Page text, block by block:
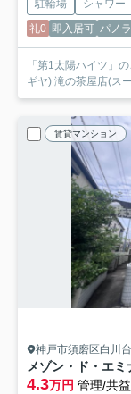
駐輪場
シャワー
礼0 即入居可 パノ
「第1太陽ハイツ」
ギヤ) 滝の茶屋店(ス
賃貸マンション
神戸市須磨区白川台
メゾン・ド・エミ
4.3万円 管理/共